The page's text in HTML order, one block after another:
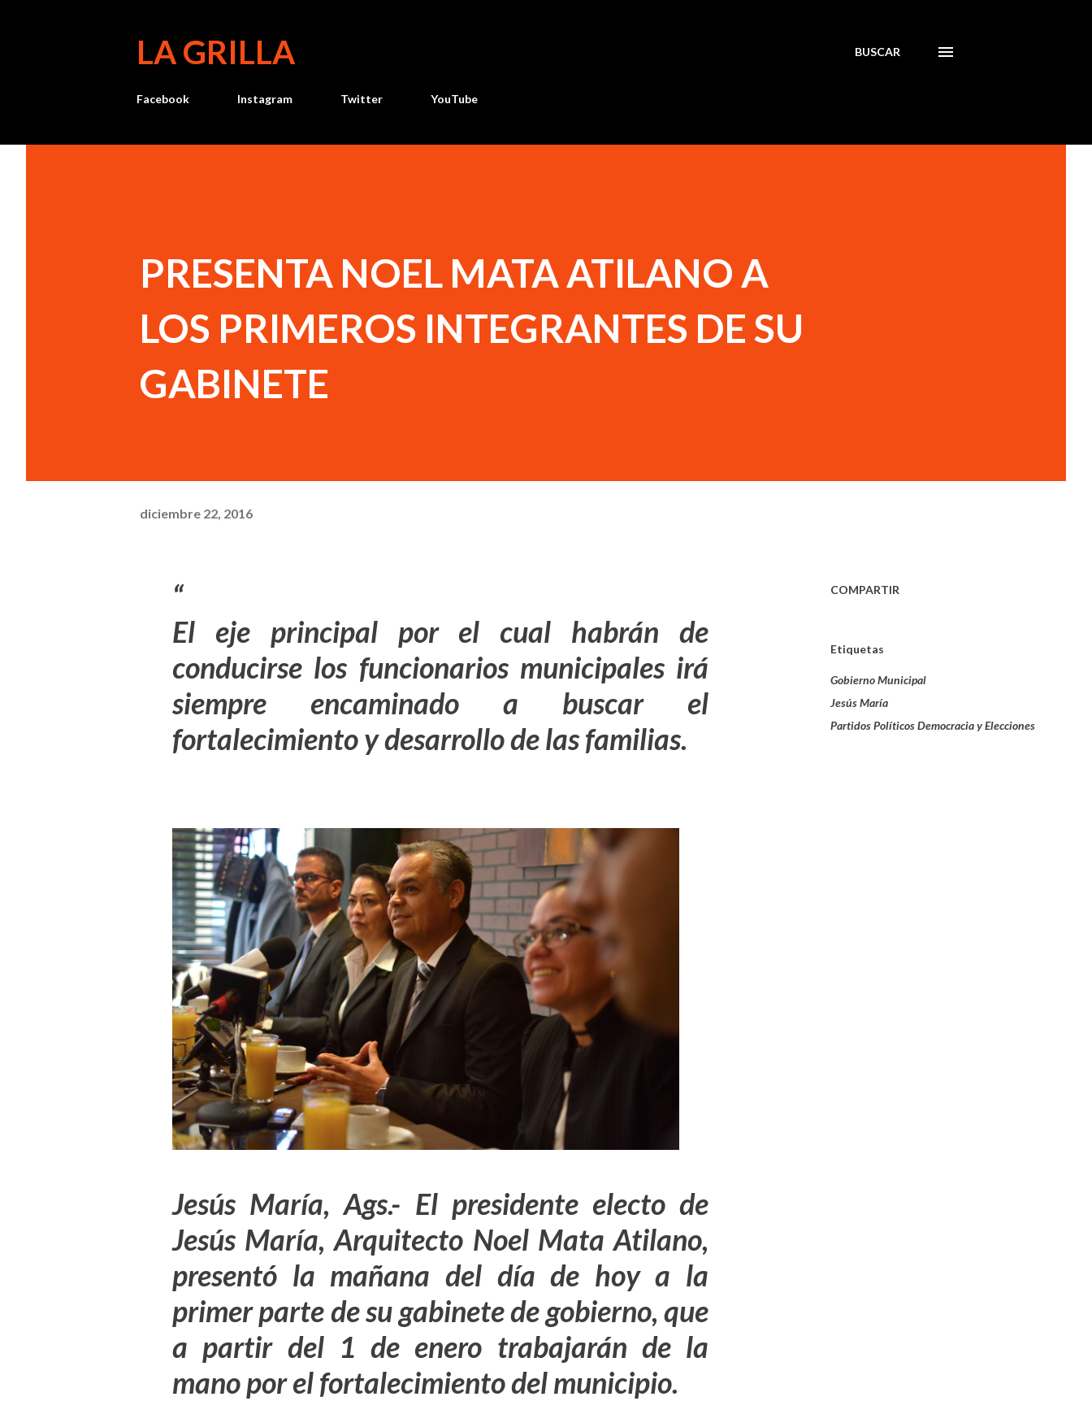
LA GRILLA BUSCAR
Facebook Instagram Twitter YouTube
PRESENTA NOEL MATA ATILANO A
LOS PRIMEROS INTEGRANTES DE SU
GABINETE
diciembre 22, 2016
El eje principal por el cual habrán de
conducirse los funcionarios municipales irá
siempre encaminado a buscar el
fortalecimiento y desarrollo de las familias.
Jesús María, Ags.- El presidente electo de
Jesús María, Arquitecto Noel Mata Atilano,
presentó la mañana del día de hoy a la
primer parte de su gabinete de gobierno, que
a partir del 1 de enero trabajarán de la
mano por el fortalecimiento del municipio.
COMPARTIR
Etiquetas
Gobierno Municipal
Jesús María
Partidos Políticos Democracia y Elecciones